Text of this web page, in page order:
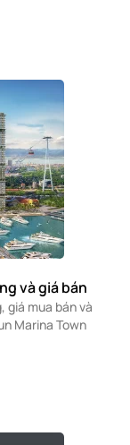
và giá bán
giá mua bán và
Marina Town